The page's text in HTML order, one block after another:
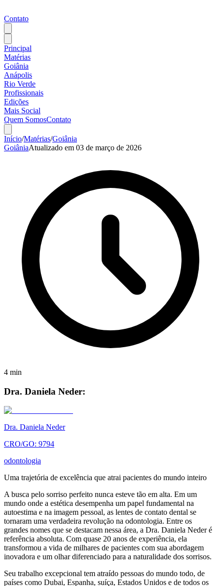
Contato
Principal
Matérias
Goiânia
Anápolis
Rio Verde
Profissionais
Edições
Mais Social
Quem SomosContato
Início/Matérias/Goiânia
GoiâniaAtualizado em 03 de março de 2026
4 min
Dra. Daniela Neder:
Dra. Daniela Neder
CRO/GO: 9794
odontologia
Uma trajetória de excelência que atrai pacientes do mundo inteiro
A busca pelo sorriso perfeito nunca esteve tão em alta. Em um
mundo onde a estética desempenha um papel fundamental na
autoestima e na imagem pessoal, as lentes de contato dental se
tornaram uma verdadeira revolução na odontologia. Entre os
grandes nomes que se destacam nessa área, a Dra. Daniela Neder é
referência absoluta. Com quase 20 anos de experiência, ela
transformou a vida de milhares de pacientes com sua abordagem
inovadora e um olhar diferenciado para a naturalidade dos sorrisos.
Seu trabalho excepcional tem atraído pessoas do mundo todo, de
países como Dubai, Espanha, suíça, Estados Unidos e de todos os